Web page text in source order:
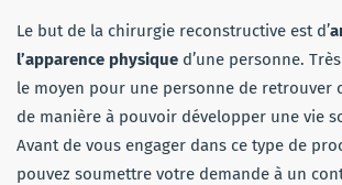
Le but de la chirurgie reconstructive est d’
l’apparence physique d’une personne.
le moyen pour une personne de retrouver
de manière à pouvoir développer une vie
Avant de vous engager dans ce type de
pouvez soumettre votre demande à un